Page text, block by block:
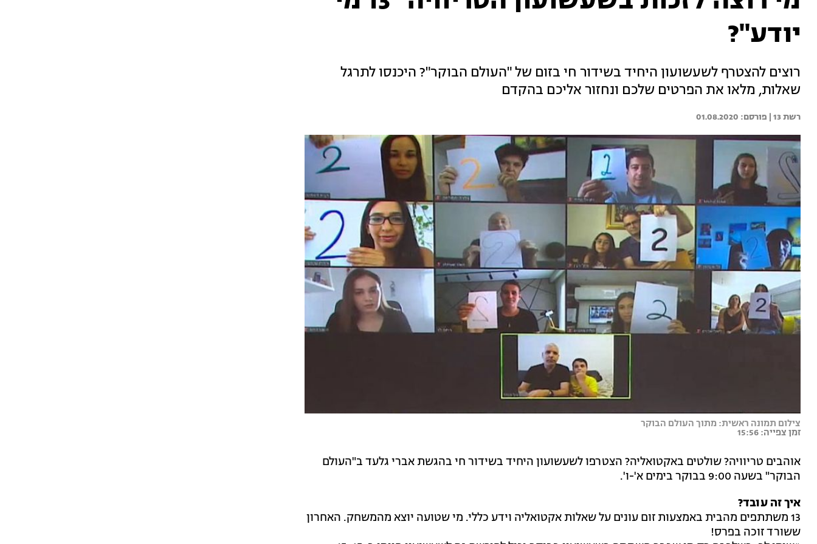
יודע"?
רוצים להצטרף לשעשועון היחיד בשידור חי בזום של "העולם הבוקר"? היכנסו לתרגל
שאלות, מלאו את הפרטים שלכם ונחזור אליכם בהקדם
רשת 13 | 01.08.2020
צילום תמונה ראשית: מתוך העולם הבוקר
זמן צפייה: 15:56
אוהבים טריוויה? שולטים באקטואליה? הצטרפו לשעשועון היחיד בשידור חי בהגשת אברי גלעד ב"העולם
הבוקר" בשעה 9:00 בבוקר בימים א'-ו'.
איך זה עובד?
13 משתתפים מהבית באמצעות זום עונים על שאלות אקטואליה וידע כללי. מי שטועה יוצא מהמשחק. האחרון
ששורד זוכה בפרס!